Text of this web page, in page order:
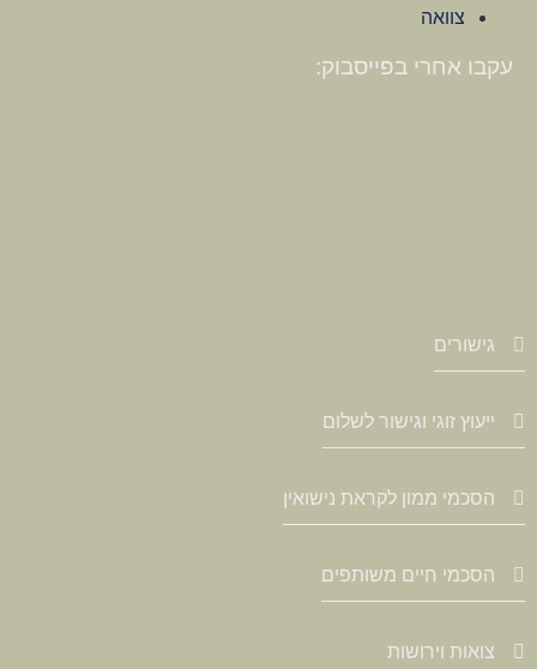
צוואה
עקבו אחרי בפייסבוק:
גישורים
ייעוץ זוגי וגישור לשלום
הסכמי ממון לקראת נישואין
הסכמי חיים משותפים
צואות וירושות